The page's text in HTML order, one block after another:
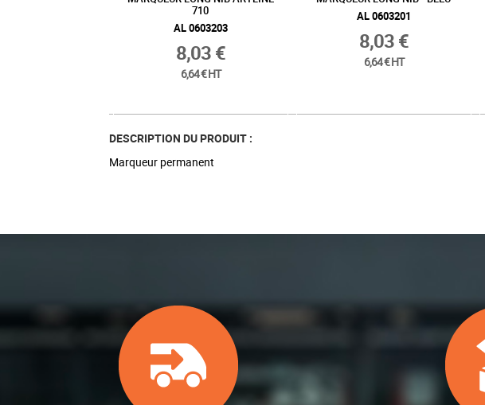
710
AL 0603203
8,03 €
6,64 € HT
AL 0603201
8,03 €
6,64 € HT
DESCRIPTION DU PRODUIT :
Marqueur permanent